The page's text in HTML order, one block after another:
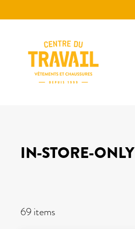
au
IN-STORE-ONLY
FILTRES
69 items